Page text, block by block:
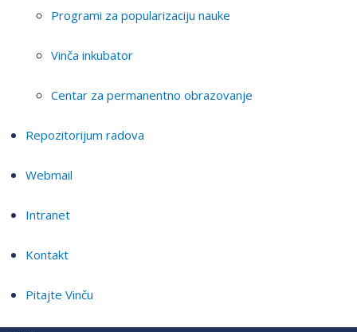
Programi za popularizaciju nauke
Vinča inkubator
Centar za permanentno obrazovanje
Repozitorijum radova
Webmail
Intranet
Kontakt
Pitajte Vinču